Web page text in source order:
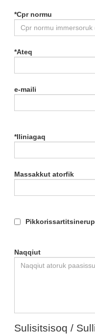
*Cpr normu
*Ateq
e-maili
*Iliniagaq
Massakkut atorfik
Naqqiut
Sulisitsisoq /